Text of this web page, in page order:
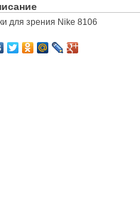
для зрения Nike 8106